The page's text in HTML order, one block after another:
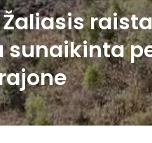
sunaikinta